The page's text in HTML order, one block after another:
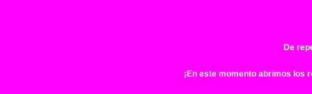
De
¡En este momento abrimos los